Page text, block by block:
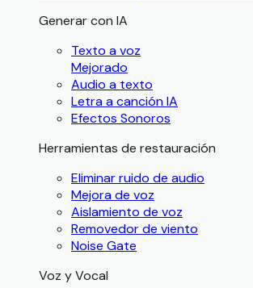
Generar con IA
Texto a voz
Mejorado
Audio a texto
Letra a canción IA
Efectos Sonoros
Herramientas de restauración
Eliminar ruido de audio
Mejora de voz
Aislamiento de voz
Removedor de viento
Noise Gate
Voz y Vocal